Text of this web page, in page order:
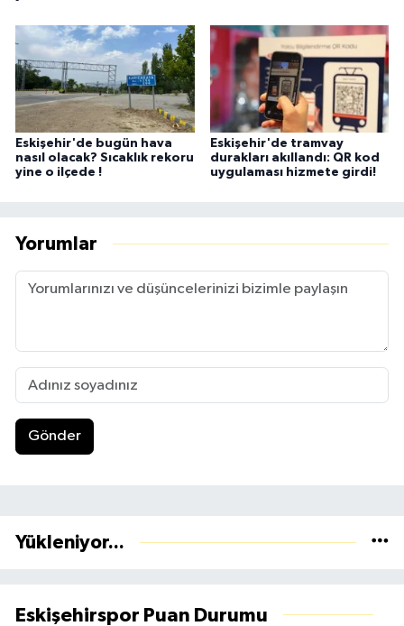
Eskişehir'de bugün hava
nasıl olacak? Sıcaklık rekoru
yine o ilçede !
Eskişehir'de tramvay
durakları akıllandı: QR kod
uygulaması hizmete girdi!
Yorumlar
Gönder
Yükleniyor...
Eskişehirspor Puan Durumu